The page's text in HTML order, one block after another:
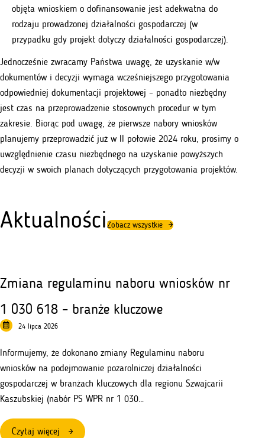
objęta wnioskiem o dofinansowanie jest adekwatna do
rodzaju prowadzonej działalności gospodarczej (w
przypadku gdy projekt dotyczy działalności gospodarczej).
Jednocześnie zwracamy Państwa uwagę, że uzyskanie w/w
dokumentów i decyzji wymaga wcześniejszego przygotowania
odpowiedniej dokumentacji projektowej – ponadto niezbędny
jest czas na przeprowadzenie stosownych procedur w tym
zakresie. Biorąc pod uwagę, że pierwsze nabory wniosków
planujemy przeprowadzić już w II połowie 2024 roku, prosimy o
uwzględnienie czasu niezbędnego na uzyskanie powyższych
decyzji w swoich planach dotyczących przygotowania projektów.
AktualnościZobacz wszystkie
Zmiana regulaminu naboru wniosków nr
1 030 618 – branże kluczowe
24 lipca 2026
Informujemy, że dokonano zmiany Regulaminu naboru
wniosków na podejmowanie pozarolniczej działalności
gospodarczej w branżach kluczowych dla regionu Szwajcarii
Kaszubskiej (nabór PS WPR nr 1 030…
Czytaj więcej